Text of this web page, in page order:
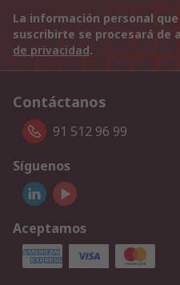
La información personal
suscribirte se procesará de
de privacidad.
Contáctanos
91 512 96 99
Síguenos
Aceptamos